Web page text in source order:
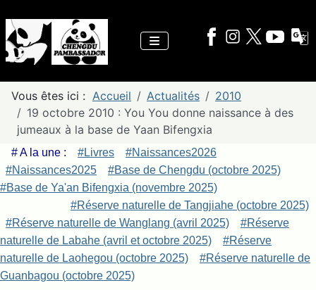
Vous êtes ici : Accueil Actualités
2010
19 octobre 2010 : You You donne naissance à des
jumeaux à la base de Yaan Bifengxia
# A la une : #Livres
#Naissances2026
#Naissances2025
#Base de Chengdu (octobre 2025)
#Base de Ya'an Bifengxia (novembre 2025)
#Réserve naturelle de Tangjiahe (octobre 2025)
#Réserve naturelle de Wanglang (avril 2025)
#Réserve
naturelle de Labahe (avril et octobre 2025)
#Réserve
naturelle de Laohegou (octobre 2025)
#Réserve naturelle de
Guanbagou (octobre 2025)